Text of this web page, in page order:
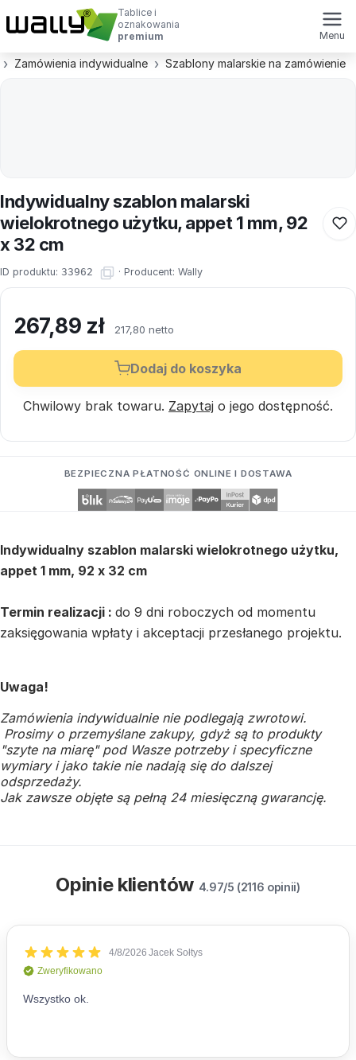
Tablice i
oznakowania
premium
Menu
Zamówienia indywidualne Szablony malarskie na zamówienie
Indywidualny szablon malarski
wielokrotnego użytku, appet 1 mm, 92
x 32 cm
ID produktu: 33962 · Producent: Wally
267,89 zł 217,80 netto
Dodaj do koszyka
Chwilowy brak towaru. Zapytaj o jego dostępność.
BEZPIECZNA PŁATNOŚĆ ONLINE I DOSTAWA
Indywidualny szablon malarski wielokrotnego użytku,
appet 1 mm, 92 x 32 cm
Termin realizacji : do 9 dni roboczych od momentu
zaksięgowania wpłaty i akceptacji przesłanego projektu.
Uwaga!
Zamówienia indywidualnie nie podlegają zwrotowi.
Prosimy o przemyślane zakupy, gdyż są to produkty
"szyte na miarę" pod Wasze potrzeby i specyficzne
wymiary i jako takie nie nadają się do dalszej
odsprzedaży.
Jak zawsze objęte są pełną 24 miesięczną gwarancję.
Opinie klientów 4.97/5 (2116 opinii)